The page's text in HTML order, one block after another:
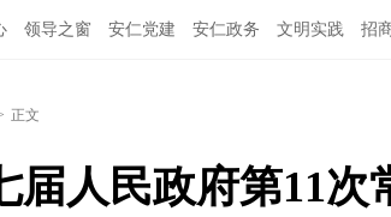
领导之窗 安仁党建 安仁政务 文明实践 招
正文
届人民政府第11次